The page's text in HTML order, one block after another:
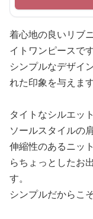
着心地の良いリブ
イトワンピースです
シンプルなデザイ
れた印象を与えます
タイトなシルエッ
ソールスタイルの
伸縮性のあるニッ
らちょっとしたお
す。
シンプルだからこ